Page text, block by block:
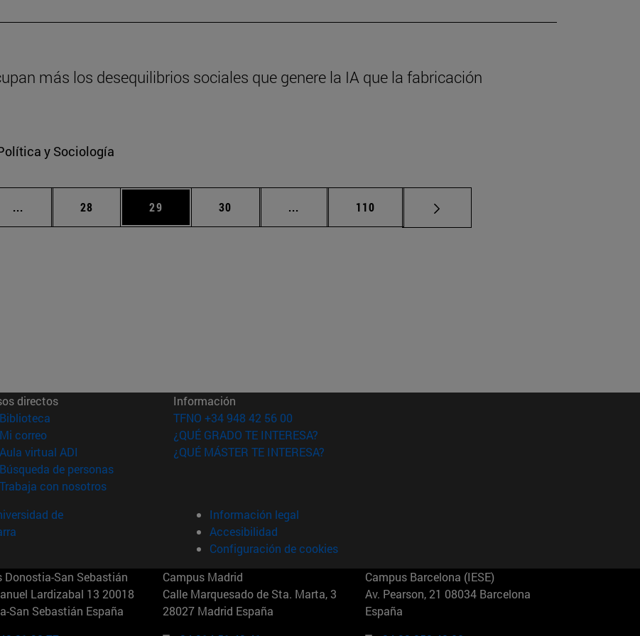
más los desequilibrios sociales que genere la IA que la fabricación
y Sociología
... Páginas intermedias Use TAB para desplazarse.
Página
28 Página
29 Página
30 ... Páginas intermedias Use TAB para desplazarse.
Página
110
directos
Biblioteca (abre en nueva ventana)
Mi correo(abre en nueva ventana)
Aula virtual ADI (abre en nueva ventana)
Búsqueda de personas(abre en nueva ventana)
Trabaja con nosotros(abre en nueva ventana)
Información
TFNO +34 948 42 56 00
¿QUÉ GRADO TE INTERESA?
¿QUÉ MÁSTER TE INTERESA?
de
Información legal
Accesibilidad
Configuración de cookies
Donostia-San Sebastián
Lardizabal 13 20018
San Sebastián España
Campus Madrid
Calle Marquesado de Sta. Marta, 3
28027 Madrid España
Campus Barcelona (IESE)
Av. Pearson, 21 08034 Barcelona
España